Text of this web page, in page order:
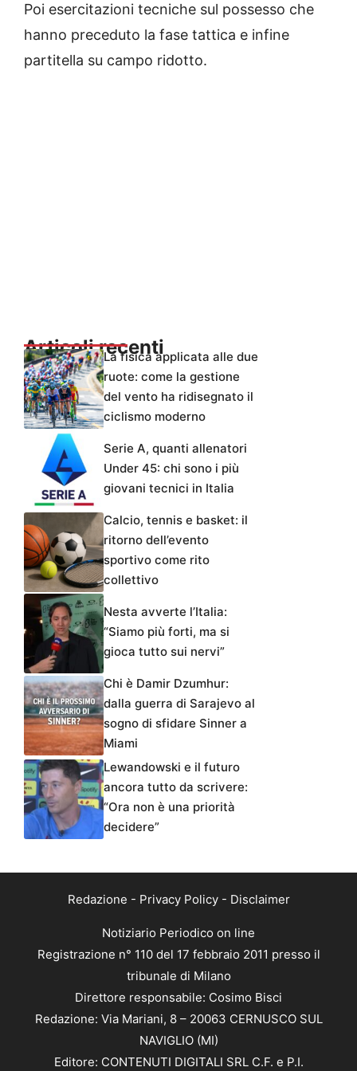
Poi esercitazioni tecniche sul possesso che
hanno preceduto la fase tattica e infine
partitella su campo ridotto.
Articoli recentiLa fisica applicata alle due
ruote: come la gestione
del vento ha ridisegnato il
ciclismo moderno
Serie A, quanti allenatori
Under 45: chi sono i più
giovani tecnici in Italia
Calcio, tennis e basket: il
ritorno dell’evento
sportivo come rito
collettivo
Nesta avverte l’Italia:
“Siamo più forti, ma si
gioca tutto sui nervi”
Chi è Damir Dzumhur:
dalla guerra di Sarajevo al
sogno di sfidare Sinner a
Miami
Lewandowski e il futuro
ancora tutto da scrivere:
“Ora non è una priorità
decidere”
Redazione - Privacy Policy- Disclaimer
Notiziario Periodico on line
Registrazione n° 110 del 17 febbraio 2011 presso il
tribunale di Milano
Direttore responsabile: Cosimo Bisci
Redazione: Via Mariani, 8 – 20063 CERNUSCO SUL
NAVIGLIO (MI)
Editore: CONTENUTI DIGITALI SRL C.F. e P.I.